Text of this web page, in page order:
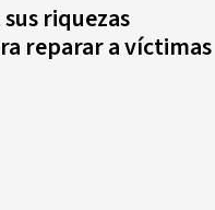
riquezas
reparar a víctimas